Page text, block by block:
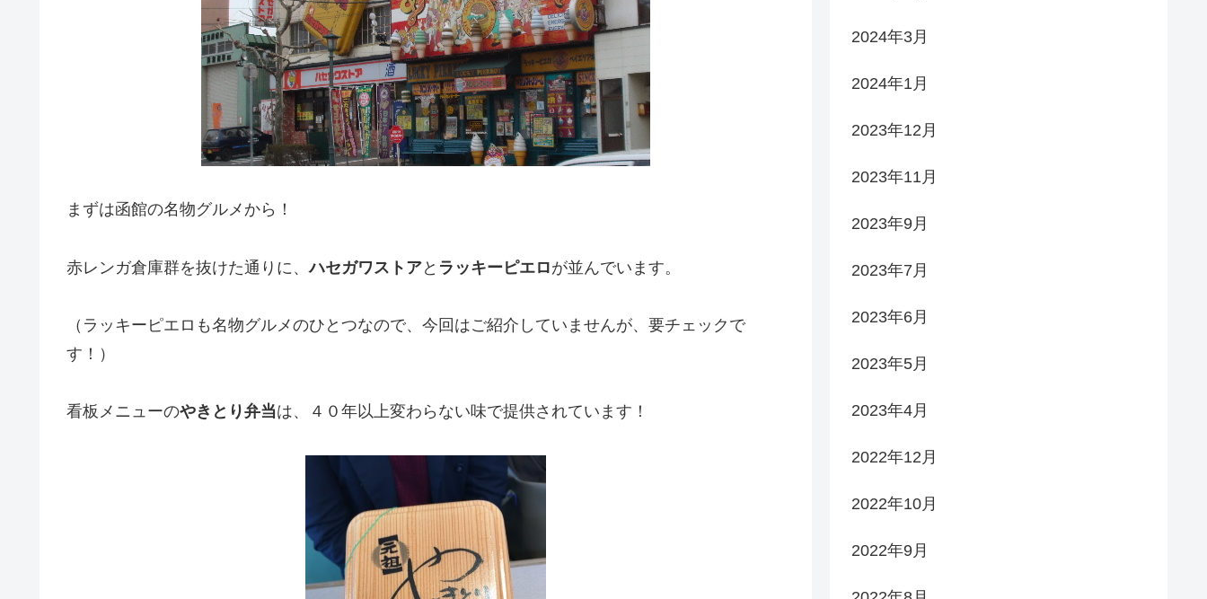
まずは函館の名物グルメから！
赤レンガ倉庫群を抜けた通りに、ハセガワストアと ラッキーピエロが並んでいます。
（ラッキーピエロも名物グルメのひとつなので、今回はご紹介していませんが、要チェックで
す！）
看板メニューのやきとり弁当は、４０年以上変わらない味で提供されています！
2024年3月
2024年1月
2023年12月
2023年11月
2023年9月
2023年7月
2023年6月
2023年5月
2023年4月
2022年12月
2022年10月
2022年9月